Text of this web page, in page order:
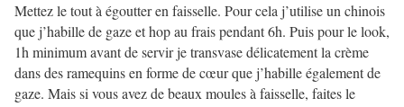
Mettez le tout à égoutter en faisselle. Pour cela j’utilise un chinois
que j’habille de gaze et hop au frais pendant 6h. Puis pour le look,
1h minimum avant de servir je transvase délicatement la crème
dans des ramequins en forme de cœur que j’habille également de
gaze. Mais si vous avez de beaux moules à faisselle, faites le